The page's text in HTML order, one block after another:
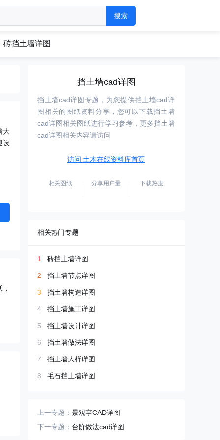
砖挡土墙详图
大
设
挡土墙cad详图
挡土墙cad详图专题，为您提供挡土墙cad详
图相关的图纸资料分享，您可以下载挡土墙
cad详图相关图纸进行学习参考，更多挡土墙
cad详图相关内容请访问
访问 土木在线资料库首页
相关图纸 分享用户量 下载热度
相关热门专题
1 砖挡土墙详图
2 挡土墙节点详图
3 挡土墙构造详图
4 挡土墙施工详图
5 挡土墙设计详图
6 挡土墙做法详图
7 挡土墙大样详图
8 毛石挡土墙详图
上一专题： 景观亭CAD详图
下一专题： 台阶做法cad详图